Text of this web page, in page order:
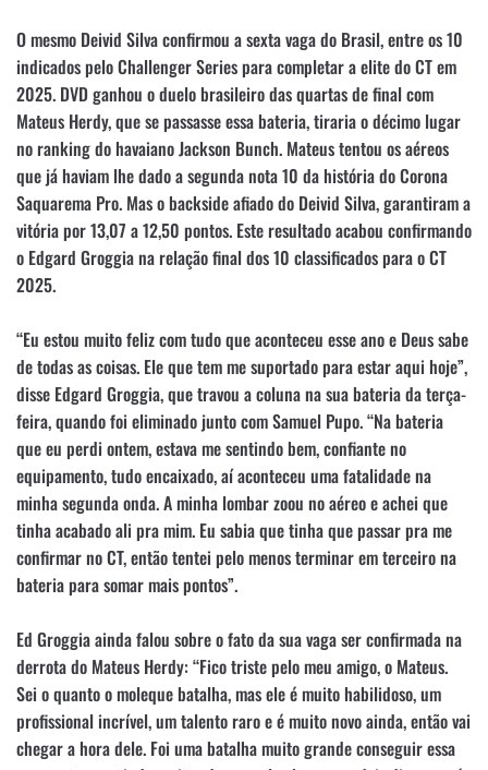
O mesmo Deivid Silva confirmou a sexta vaga do Brasil, entre os 10
indicados pelo Challenger Series para completar a elite do CT em
2025. DVD ganhou o duelo brasileiro das quartas de final com
Mateus Herdy, que se passasse essa bateria, tiraria o décimo lugar
no ranking do havaiano Jackson Bunch. Mateus tentou os aéreos
que já haviam lhe dado a segunda nota 10 da história do Corona
Saquarema Pro. Mas o backside afiado do Deivid Silva, garantiram a
vitória por 13,07 a 12,50 pontos. Este resultado acabou confirmando
o Edgard Groggia na relação final dos 10 classificados para o CT
2025.
“Eu estou muito feliz com tudo que aconteceu esse ano e Deus sabe
de todas as coisas. Ele que tem me suportado para estar aqui hoje”,
disse Edgard Groggia, que travou a coluna na sua bateria da terça-
feira, quando foi eliminado junto com Samuel Pupo. “Na bateria
que eu perdi ontem, estava me sentindo bem, confiante no
equipamento, tudo encaixado, aí aconteceu uma fatalidade na
minha segunda onda. A minha lombar zoou no aéreo e achei que
tinha acabado ali pra mim. Eu sabia que tinha que passar pra me
confirmar no CT, então tentei pelo menos terminar em terceiro na
bateria para somar mais pontos”.
Ed Groggia ainda falou sobre o fato da sua vaga ser confirmada na
derrota do Mateus Herdy: “Fico triste pelo meu amigo, o Mateus.
Sei o quanto o moleque batalha, mas ele é muito habilidoso, um
profissional incrível, um talento raro e é muito novo ainda, então vai
chegar a hora dele. Foi uma batalha muito grande conseguir essa